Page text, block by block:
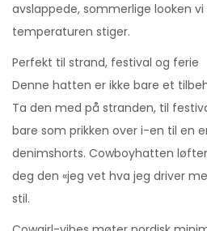
avslappede, sommerlige looken
temperaturen stiger.
Perfekt til strand, festival og ferie
Denne hatten er ikke bare et
Ta den med på stranden, til
bare som prikken over i-en til en
denimshorts. Cowboyhatten
deg den «jeg vet hva jeg driver
stil.